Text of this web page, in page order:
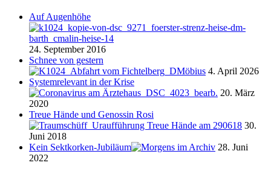
Auf Augenhöhe
24. September 2016
Schnee von gestern
4. April 2026
Systemrelevant in der Krise
20. März
2020
Treue Hände und Genossin Rosi
30.
Juni 2018
Kein Sektkorken-Jubiläum
28. Juni
2022